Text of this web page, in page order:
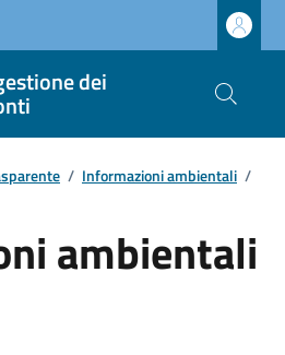
dei
/ Informazioni ambientali /
ambientali